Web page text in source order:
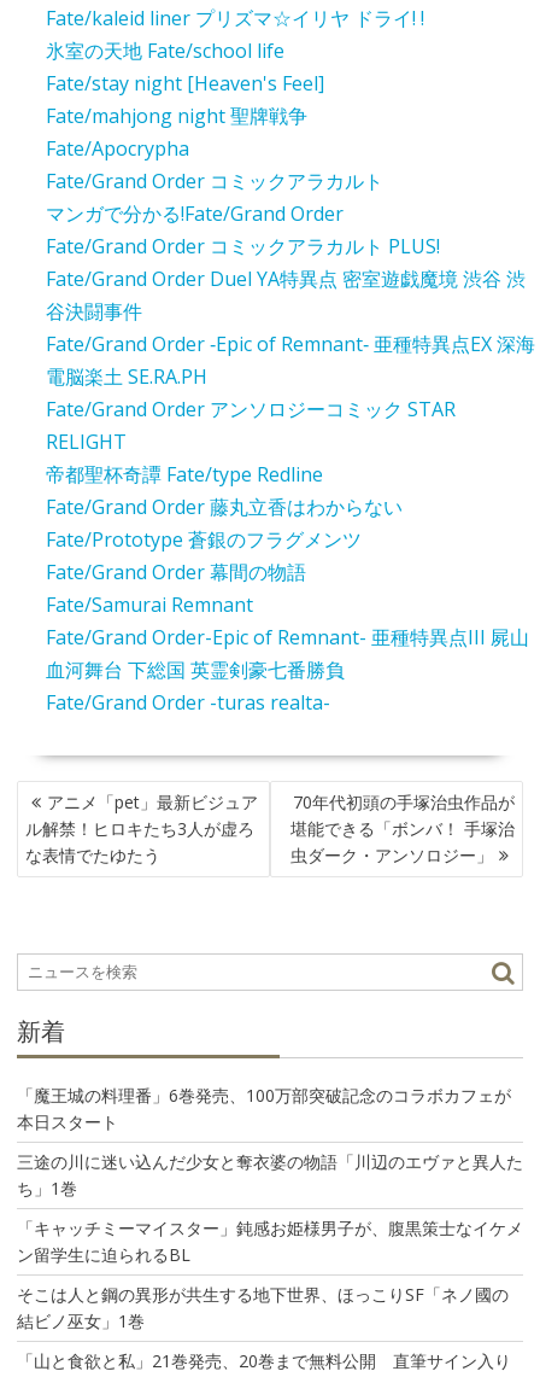
Fate/kaleid liner プリズマ☆イリヤ ドライ! !
氷室の天地 Fate/school life
Fate/stay night [Heaven's Feel]
Fate/mahjong night 聖牌戦争
Fate/Apocrypha
Fate/Grand Order コミックアラカルト
マンガで分かる!Fate/Grand Order
Fate/Grand Order コミックアラカルト PLUS!
Fate/Grand Order Duel YA特異点 密室遊戯魔境 渋谷 渋
谷決闘事件
Fate/Grand Order ‐Epic of Remnant‐ 亜種特異点EX 深海
電脳楽土 SE.RA.PH
Fate/Grand Order アンソロジーコミック STAR
RELIGHT
帝都聖杯奇譚 Fate/type Redline
Fate/Grand Order 藤丸立香はわからない
Fate/Prototype 蒼銀のフラグメンツ
Fate/Grand Order 幕間の物語
Fate/Samurai Remnant
Fate/Grand Order-Epic of Remnant- 亜種特異点III 屍山
血河舞台 下総国 英霊剣豪七番勝負
Fate/Grand Order -turas realta-
投
稿
ナ
ビ
シ
ョ
アニメ「pet」最新ビジュア
ル解禁！ヒロキたち3人が虚ろ
な表情でたゆたう
70年代初頭の手塚治虫作品が
堪能できる「ボンバ！ 手塚治
虫ダーク・アンソロジー」
新着
「魔王城の料理番」6巻発売、100万部突破記念のコラボカフェが
本日スタート
三途の川に迷い込んだ少女と奪衣婆の物語「川辺のエヴァと異人た
ち」1巻
「キャッチミーマイスター」鈍感お姫様男子が、腹黒策士なイケメ
ン留学生に迫られるBL
そこは人と鋼の異形が共生する地下世界、ほっこりSF「ネノ國の
結ビノ巫女」1巻
「山と食欲と私」21巻発売、20巻まで無料公開 直筆サイン入り